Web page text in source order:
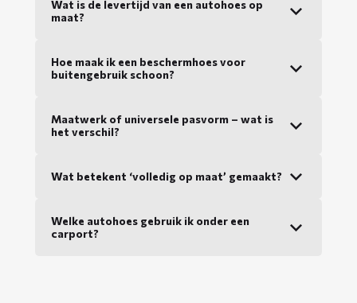
Wat is de levertijd van een autohoes op
maat?
Hoe maak ik een beschermhoes voor
buitengebruik schoon?
Maatwerk of universele pasvorm – wat is
het verschil?
Wat betekent ‘volledig op maat’ gemaakt?
Welke autohoes gebruik ik onder een
carport?